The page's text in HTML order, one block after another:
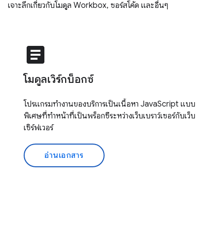
เจาะลึกเกี่ยวกับโมดูล Workbox, ซอร์สโค้ด และอื่นๆ
article
โมดูลเวิร์กบ็อกซ์
โปรแกรมทำงานของบริการเป็นเนื้อหา JavaScript แบบ
พิเศษที่ทำหน้าที่เป็นพร็อกซีระหว่างเว็บเบราว์เซอร์กับเว็บ
เซิร์ฟเวอร์
อ่านเอกสาร